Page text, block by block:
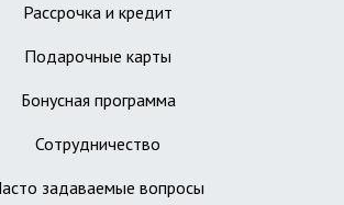
Рассрочка и кредит
Подарочные карты
Бонусная программа
Сотрудничество
задаваемые вопросы